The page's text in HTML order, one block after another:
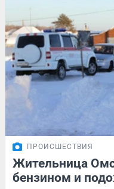
ПРОИСШЕСТВИЯ
Жительница
бензином и